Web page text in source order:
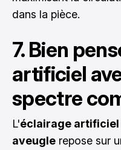
dans la pièce.
7. Bien
artificiel
spectre
L'éclairage
aveugle repose sur